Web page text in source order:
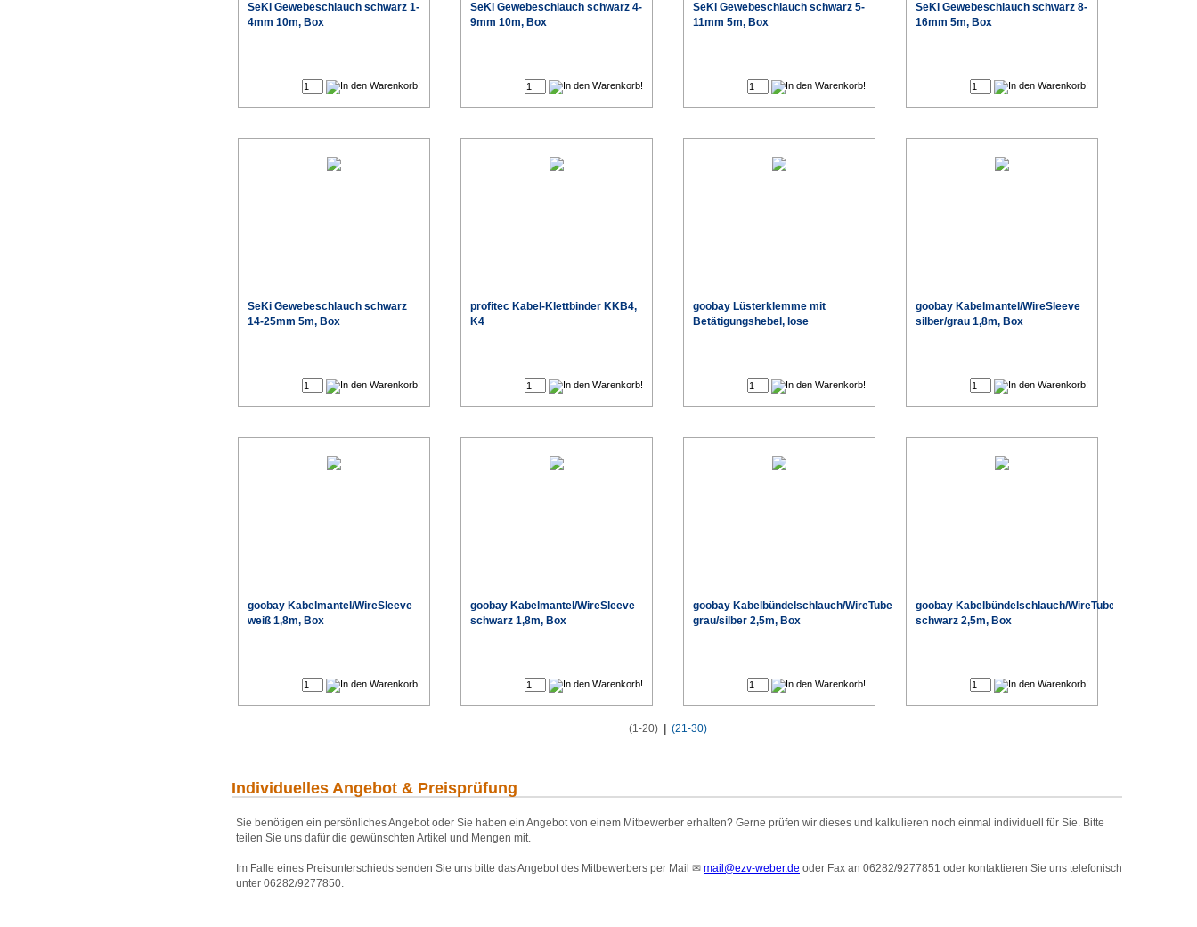
SeKi Gewebeschlauch schwarz 1-
4mm 10m, Box
SeKi Gewebeschlauch schwarz 4-
9mm 10m, Box
SeKi Gewebeschlauch schwarz 5-
11mm 5m, Box
SeKi Gewebeschlauch schwarz 8-
16mm 5m, Box
SeKi Gewebeschlauch schwarz
14-25mm 5m, Box
profitec Kabel-Klettbinder KKB4,
K4
goobay Lüsterklemme mit
Betätigungshebel, lose
goobay Kabelmantel/WireSleeve
silber/grau 1,8m, Box
goobay Kabelmantel/WireSleeve
weiß 1,8m, Box
goobay Kabelmantel/WireSleeve
schwarz 1,8m, Box
goobay Kabelbündelschlauch/WireTube
grau/silber 2,5m, Box
goobay Kabelbündelschlauch/WireTube
schwarz 2,5m, Box
(1-20) (21-30)
Individuelles Angebot & Preisprüfung
Sie benötigen ein persönliches Angebot oder Sie haben ein Angebot von einem Mitbewerber erhalten? Gerne prüfen wir dieses und kalkulieren noch einmal individuell für Sie. Bitte
teilen Sie uns dafür die gewünschten Artikel und Mengen mit.
Im Falle eines Preisunterschieds senden Sie uns bitte das Angebot des Mitbewerbers per Mail ✉ mail@ezv-weber.de oder Fax an 06282/9277851 oder kontaktieren Sie uns telefonisch
unter 06282/9277850.